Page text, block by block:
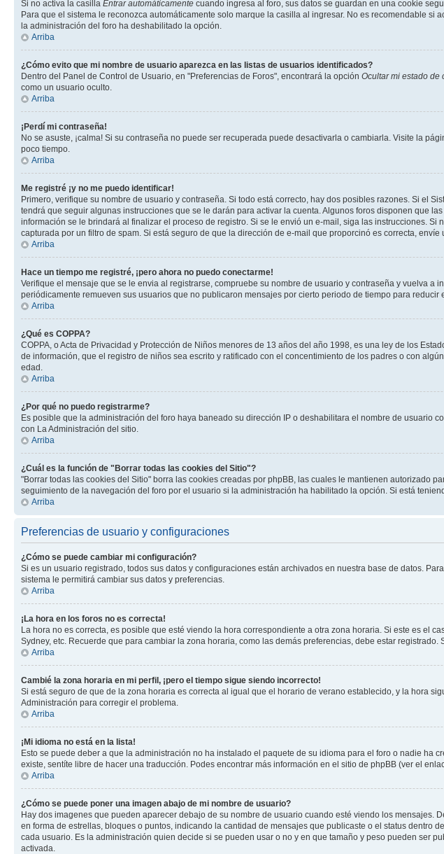
Si no activa la casilla Entrar automáticamente cuando ingresa al foro, sus datos se guardan en una cookie
Para que el sistema le reconozca automáticamente solo marque la casilla al ingresar. No es recomendable
la administración del foro ha deshabilitado la opción.
Arriba
¿Cómo evito que mi nombre de usuario aparezca en las listas de usuarios identificados?
Dentro del Panel de Control de Usuario, en "Preferencias de Foros", encontrará la opción Ocultar mi estado de
como un usuario oculto.
Arriba
¡Perdí mi contraseña!
No se asuste, ¡calma! Si su contraseña no puede ser recuperada puede desactivarla o cambiarla. Visite la
poco tiempo.
Arriba
Me registré ¡y no me puedo identificar!
Primero, verifique su nombre de usuario y contraseña. Si todo está correcto, hay dos posibles razones. Si el
tendrá que seguir algunas instrucciones que se le darán para activar la cuenta. Algunos foros disponen que
información se le brindará al finalizar el proceso de registro. Si se le envió un e-mail, siga las instrucciones.
capturada por un filtro de spam. Si está seguro de que la dirección de e-mail que proporcinó es correcta, envíe
Arriba
Hace un tiempo me registré, ¡pero ahora no puedo conectarme!
Verifique el mensaje que se le envia al registrarse, compruebe su nombre de usuario y contraseña y vuelva
periódicamente remueven sus usuarios que no publicaron mensajes por cierto periodo de tiempo para
Arriba
¿Qué es COPPA?
COPPA, o Acta de Privacidad y Protección de Niños menores de 13 años del año 1998, es una ley de los
de información, que el registro de niños sea escrito y ratificado con el concentimiento de los padres o con
edad.
Arriba
¿Por qué no puedo registrarme?
Es posible que la administración del foro haya baneado su dirección IP o deshabilitara el nombre de usuario
con La Administración del sitio.
Arriba
¿Cuál es la función de "Borrar todas las cookies del Sitio"?
"Borrar todas las cookies del Sitio" borra las cookies creadas por phpBB, las cuales le mantienen autorizado
seguimiento de la navegación del foro por el usuario si la administración ha habilitado la opción. Si está
Arriba
Preferencias de usuario y configuraciones
¿Cómo se puede cambiar mi configuración?
Si es un usuario registrado, todos sus datos y configuraciones están archivados en nuestra base de datos.
sistema le permitirá cambiar sus datos y preferencias.
Arriba
¡La hora en los foros no es correcta!
La hora no es correcta, es posible que esté viendo la hora correspondiente a otra zona horaria. Si este es el
Sydney, etc. Recuerde que para cambiar la zona horaria, como las demás preferencias, debe estar
Arriba
Cambié la zona horaria en mi perfil, ¡pero el tiempo sigue siendo incorrecto!
Si está seguro de que de la zona horaria es correcta al igual que el horario de verano establecido, y la hora
Administración para corregir el problema.
Arriba
¡Mi idioma no está en la lista!
Esto se puede deber a que la administración no ha instalado el paquete de su idioma para el foro o nadie
existe, sentíte libre de hacer una traducción. Podes encontrar más información en el sitio de phpBB (ver el
Arriba
¿Cómo se puede poner una imagen abajo de mi nombre de usuario?
Hay dos imagenes que pueden aparecer debajo de su nombre de usuario cuando esté viendo los
en forma de estrellas, bloques o puntos, indicando la cantidad de mensajes que publicaste o el status
cada usuario. Es la administración quien decide si se pueden usar o no y en que tamaño y peso pueden ser
activada.